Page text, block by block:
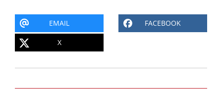
EMAIL FACEBOOK
X